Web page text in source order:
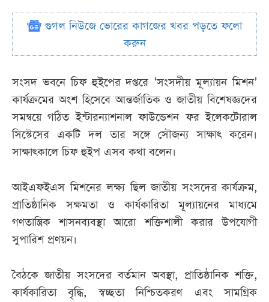
গুগল নিউজে ভোরের কাগজের খবর পড়তে ফলো
করুন
সংসদ ভবনে চিফ হুইপের দপ্তরে ‘সংসদীয় মূল্যায়ন মিশন’
কার্যক্রমের অংশ হিসেবে আন্তর্জাতিক ও জাতীয় বিশেষজ্ঞদের
সমন্বয়ে গঠিত ইন্টারন্যাশনাল ফাউন্ডেশন ফর ইলেকটোরাল
সিস্টেসের একটি দল তার সঙ্গে সৌজন্য সাক্ষাৎ করেন।
সাক্ষাৎকালে চিফ হুইপ এসব কথা বলেন।
আইএফইএস মিশনের লক্ষ্য ছিল জাতীয় সংসদের কার্যক্রম,
প্রাতিষ্ঠানিক সক্ষমতা ও কার্যকারিতা মূল্যায়নের মাধ্যমে
গণতান্ত্রিক শাসনব্যবস্থা আরো শক্তিশালী করার উপযোগী
সুপারিশ প্রণয়ন।
বৈঠকে জাতীয় সংসদের বর্তমান অবস্থা, প্রাতিষ্ঠানিক শক্তি,
কার্যকারিতা বৃদ্ধি, স্বচ্ছতা নিশ্চিতকরণ এবং সামগ্রিক